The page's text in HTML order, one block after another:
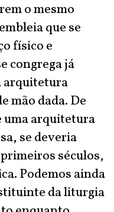
o mesmo
que se
físico e
congrega já
arquitetura
mão dada. De
uma arquitetura
se deveria
séculos,
Podemos ainda
da liturgia